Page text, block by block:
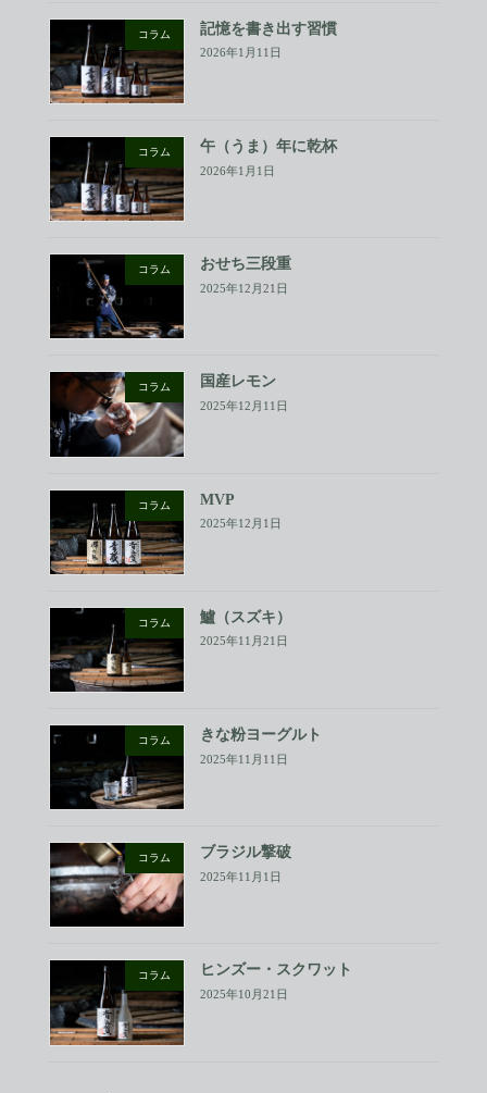
コラム 記憶を書き出す習慣
2026年1月11日
コラム 午（うま）年に乾杯
2026年1月1日
コラム おせち三段重
2025年12月21日
コラム 国産レモン
2025年12月11日
コラム MVP
2025年12月1日
コラム 鱸（スズキ）
2025年11月21日
コラム きな粉ヨーグルト
2025年11月11日
コラム ブラジル撃破
2025年11月1日
コラム ヒンズー・スクワット
2025年10月21日